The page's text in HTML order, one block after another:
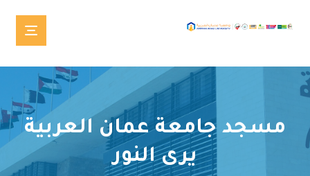
مسجد جامعة عمان العربية
يرى النور